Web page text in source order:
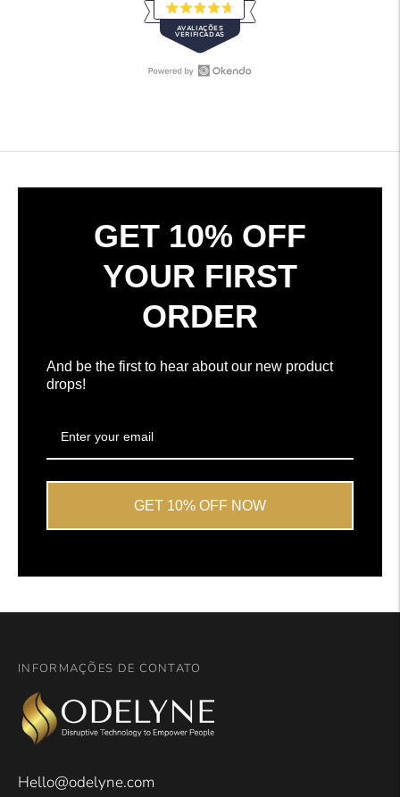
AVALIAÇÕES
VERIFICADAS
Avaliado
com
4.7
de
5
Reviews
nova
com
média
4.7
estrelas
em
5,
por
Okendo
GET 10% OFF
YOUR FIRST
ORDER
And be the first to hear about our new product
drops!
GET 10% OFF NOW
INFORMAÇÕES DE CONTATO
Hello@odelyne.com